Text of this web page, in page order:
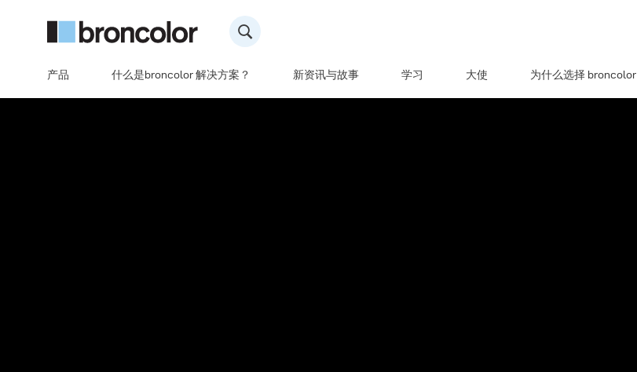
产品 什么是broncolor 解决方案？ 新资讯与故事 学习 大使 为什么选择 broncolor